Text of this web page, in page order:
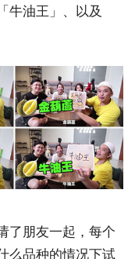
牛油王」、以及
了朋友一起，每个
么品种的情况下试